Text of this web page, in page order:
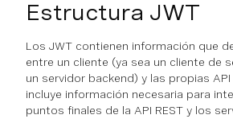
Estructura JWT
Los JWT contienen información que
entre un cliente (ya sea un cliente de
un servidor backend) y las propias
incluye información necesaria para
puntos finales de la API REST y los